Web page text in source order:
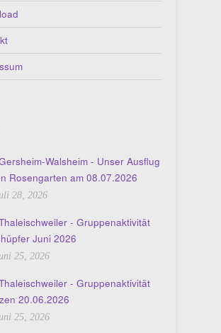
Walsheim - Unser Ausflug
Rosengarten am 08.07.2026
28, 2026
- Gruppenaktivität
Juni 2026
25, 2026
- Gruppenaktivität
20.06.2026
25, 2026